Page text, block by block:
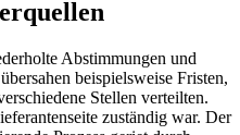
Abstimmungen und
beispielsweise Fristen,
Stellen verteilten.
zuständig war. Der